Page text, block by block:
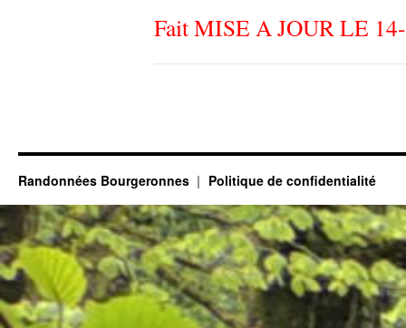
Fait MISE A JOUR LE
Randonnées Bourgeronnes Politique de confidentialité